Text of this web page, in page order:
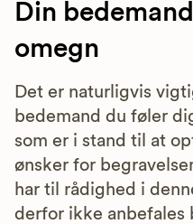
Din
omegn
Det er naturligvis
bedemand du føler
som er i stand til at
ønsker for
har til rådighed i
derfor ikke